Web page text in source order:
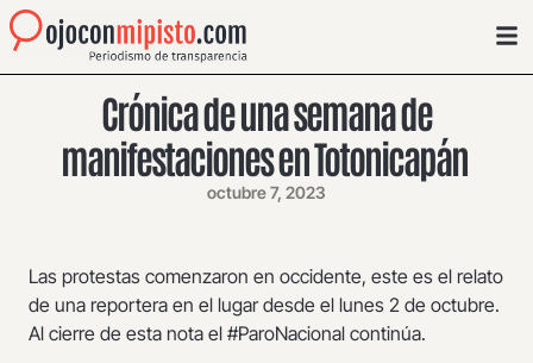
Crónica de una semana de
manifestaciones en Totonicapán
octubre 7, 2023
Las protestas comenzaron en occidente, este es el relato
de una reportera en el lugar desde el lunes 2 de octubre.
Al cierre de esta nota el #ParoNacional continúa.